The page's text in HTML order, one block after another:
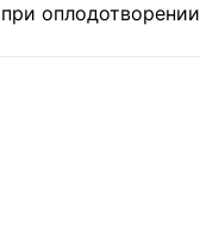
при оплодотворении